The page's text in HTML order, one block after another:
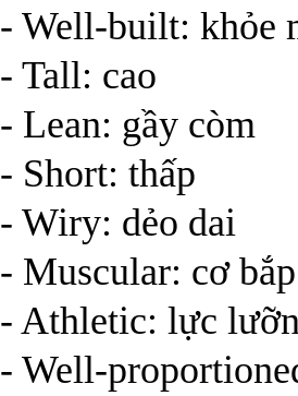
- Well-built: khỏe
- Tall: cao
- Lean: gầy còm
- Short: thấp
- Wiry: dẻo dai
- Muscular: cơ
- Athletic: lực
- Well-